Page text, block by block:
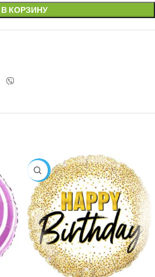
В КОРЗИНУ
-29%